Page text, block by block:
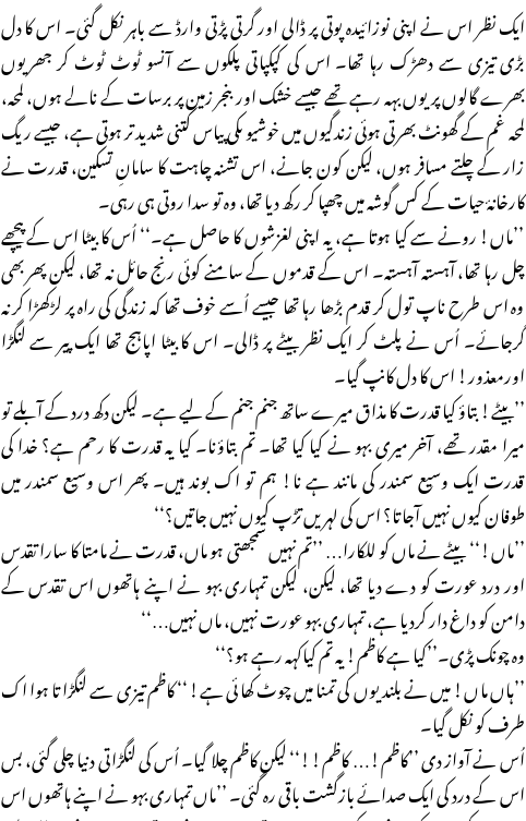
ایک نظر اس نے اپنی نوزائیدہ پوتی پر ڈالی اور گرتی پڑتی وارڈ سے باہر نکل گئی۔ اس کا دل
بڑی تیزی سے دھڑک رہا تھا۔ اس کی کپکپاتی پلکوں سے آنسو ٹوٹ ٹوٹ کر جھریوں
بھرے گالوں پر یوں بہہ رہے تھے جیسے خشک اور بنجر زمین پر برسات کے نالے ہوں، لمحہ،
لمحہ غم کے گھونٹ بھرتی ہوئی زندگیوں میں خوشیو ںکی پیاس کتنی شدید تر ہوتی ہے، جیسے ریگ
زار کے چلتے مسافر ہوں، لیکن کون جانے، اس تشنہ چاہت کا سامانِ تسکین، قدرت نے
کارخانۂ حیات کے کس گوشہ میں چھپا کر رکھ دیا تھا، وہ تو سدا روتی ہی رہی۔
’’ماں! رونے سے کیا ہوتا ہے، یہ اپنی لغزشوں کا حاصل ہے۔‘‘ اُس کا بیٹا اس کے پیچھے
چل رہا تھا، آہستہ آہستہ۔ اس کے قدموں کے سامنے کوئی رنج حائل نہ تھا، لیکن پھر بھی
وہ اس طرح ناپ تول کر قدم بڑھا رہا تھا جیسے اُسے خوف تھا کہ زندگی کی راہ پر لڑکھڑا کر نہ
گرجائے۔ اُس نے پلٹ کر ایک نظر بیٹے پر ڈالی۔ اس کا بیٹا اپاہج تھا ایک پیر سے لنگڑا
اورمعذور! اس کا دل کانپ گیا۔
’’بیٹے! بتاؤ کیا قدرت کا مذاق میرے ساتھ جنم جنم کے لیے ہے۔ لیکن دکھ درد کے آبلے تو
میرا مقدر تھے، آخر میری بہو نے کیا کیا تھا۔ تم بتاؤنا۔ کیا یہ قدرت کا رحم ہے؟ خدا کی
قدرت ایک وسیع سمندر کی مانند ہے نا! ہم تو اک بوند ہیں۔ پھر اس وسیع سمندر میں
طوفان کیوں نہیں آجاتا؟ اس کی لہریں تڑپ کیوں نہیں جاتیں؟‘‘
’’ماں!‘‘ بیٹے نے ماں کو للکارا… ’’تم نہیں سمجھتی ہو ماں، قدرت نے مامتا کا سارا تقدس
اور درد عورت کو دے دیا تھا، لیکن، لیکن تمہاری بہو نے اپنے ہاتھوں اس تقدس کے
دامن کو داغ دار کردیا ہے، تمہاری بہو عورت نہیں، ماں نہیں…‘‘
وہ چونک پڑی۔’’کیا ہے کاظم! یہ تم کیاکہہ رہے ہو؟‘‘
’’ہاں ماں! میں نے بلندیوں کی تمنا میں چوٹ کھائی ہے!‘‘ کاظم تیزی سے لنگڑاتا ہوا اک
طرف کو نکل گیا۔
اُس نے آواز دی ’’کاظم!… کاظم!!‘‘ لیکن کاظم چلا گیا۔ اُس کی لنگڑاتی دنیا چلی گئی، بس
اس کے درد کی ایک صدائے بازگشت باقی رہ گئی۔ ’’ماں تمہاری بہو نے اپنے ہاتھوں اس